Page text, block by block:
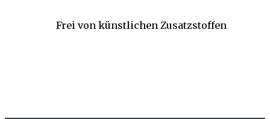
Frei von künstlichen Zusatzstoffen